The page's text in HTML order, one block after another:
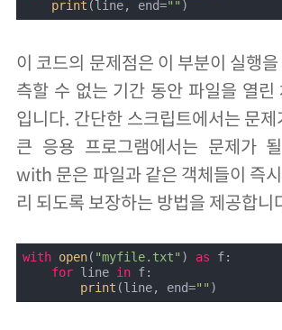
print (line, end="" )
이 코드의 문제점은 이 부분이 실행
측할 수 없는 기간 동안 파일을 열린
입니다. 간단한 스크립트에서는 문
큰 응용 프로그램에서는 문제가
with 문은 파일과 같은 객체들이 즉
리 되도록 보장하는 방법을 제공합니
with open( "myfile.txt" ) as f:
for line in f:
print (line, end="" )